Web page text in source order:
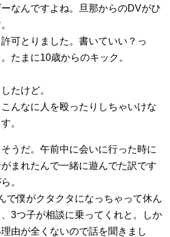
なんですよね。旦那からのDVがひ
可とりました。書いていい？っ
たまに10歳からのキック。
たけど。
んなに人を殴ったりしちゃいけな
。
うだ。午前中に会いに行った時に
まれたんで一緒に遊んでた訳です
。
で僕がクタクタになっちゃって休ん
3つ子が相談に乗ってくれと。しか
由が全くないので話を聞きまし